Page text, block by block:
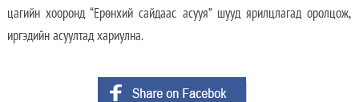
цагийн хооронд “Ерөнхий сайдаас асууя” шууд ярилцлагад оролцож,
иргэдийн асуултад хариулна.